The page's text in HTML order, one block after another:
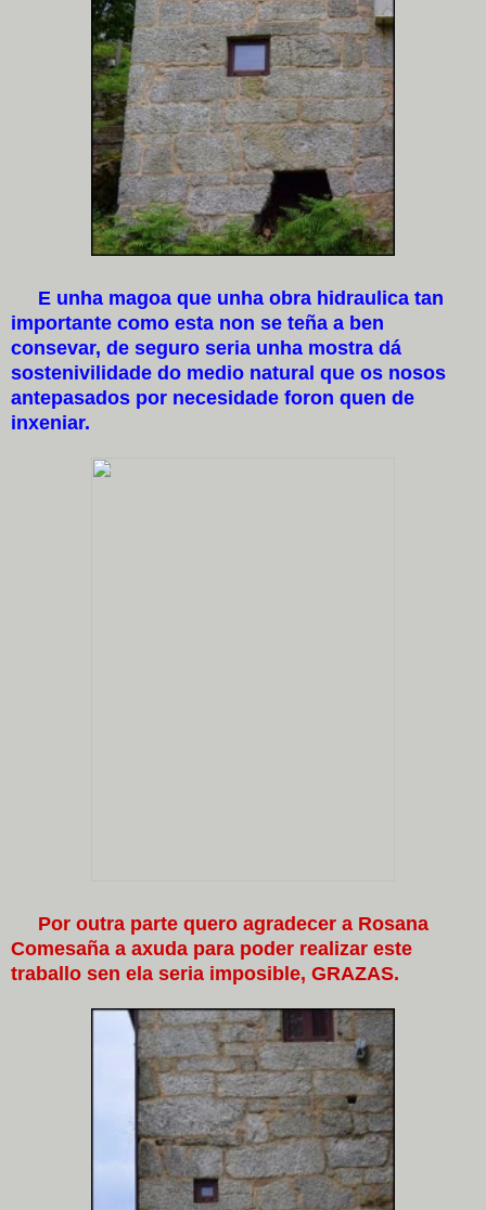
E unha magoa que unha obra hidraulica tan
importante como esta non se teña a ben
consevar, de seguro seria unha mostra dá
sostenivilidade do medio natural que os nosos
antepasados por necesidade foron quen de
inxeniar.
Por outra parte quero agradecer a Rosana
Comesaña a axuda para poder realizar este
traballo sen ela seria imposible, GRAZAS.